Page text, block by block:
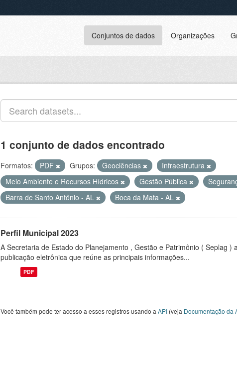
Conjuntos de dados Organizações
1 conjunto de dados encontrado
Formatos: PDF Grupos: Geociências
Infraestrutura
Meio Ambiente e Recursos Hídricos
Gestão Pública
Barra de Santo Antônio - AL
Boca da Mata - AL
Perfil Municipal 2023
A Secretaria de Estado do Planejamento , Gestão e Patrimônio ( Seplag )
publicação eletrônica que reúne as principais informações...
PDF
Você também pode ter acesso a esses registros usando a API (veja Documentação da